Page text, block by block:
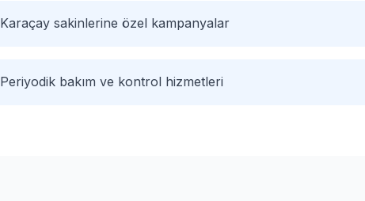
Karaçay sakinlerine özel kampanyalar
Periyodik bakım ve kontrol hizmetleri